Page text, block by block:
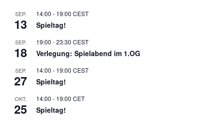
SEP.
13
14:00 - 19:00 CEST
Spieltag!
SEP.
18
19:00 -23:30 CEST
Verlegung: Spielabend im 1.OG
SEP.
27
14:00 - 19:00 CEST
Spieltag!
OKT.
25
14:00 - 19:00 CET
Spieltag!